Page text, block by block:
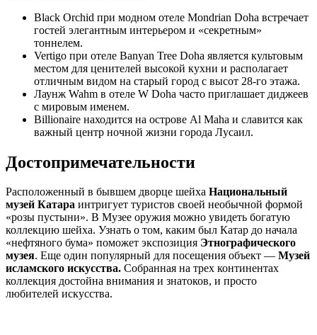
Black Orchid при модном отеле Mondrian Doha встречает
гостей элегантным интерьером и «секретным»
тоннелем.
Vertigo при отеле Banyan Tree Doha является культовым
местом для ценителей высокой кухни и располагает
отличным видом на старый город с высот 28-го этажа.
Лаунж Wahm в отеле W Doha часто приглашает диджеев
с мировым именем.
Billionaire находится на острове Al Maha и славится как
важный центр ночной жизни города Лусаил.
Достопримечательности
Расположенный в бывшем дворце шейха Национальный
музей Катара интригует туристов своей необычной формой
«розы пустыни». В Музее оружия можно увидеть богатую
коллекцию шейха. Узнать о том, каким был Катар до начала
«нефтяного бума» поможет экспозиция Этнографического
музея. Еще один популярный для посещения объект — Музей
исламского искусства. Собранная на трех континентах
коллекция достойна внимания и знатоков, и просто
любителей искусства.